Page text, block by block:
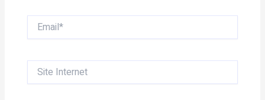
Email*
Site
Internet